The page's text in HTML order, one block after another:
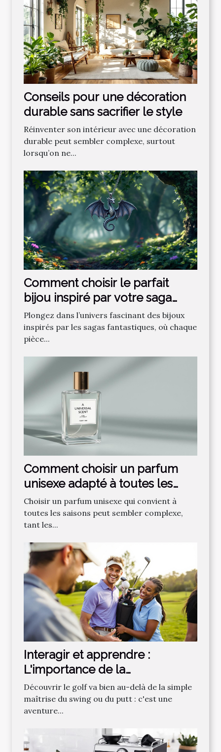
Conseils pour une décoration
durable sans sacrifier le style
Réinventer son intérieur avec une décoration
durable peut sembler complexe, surtout
lorsqu’on ne...
Comment choisir le parfait
bijou inspiré par votre saga
fantastique préférée ?
Plongez dans l’univers fascinant des bijoux
inspirés par les sagas fantastiques, où chaque
pièce...
Comment choisir un parfum
unisexe adapté à toutes les
saisons ?
Choisir un parfum unisexe qui convient à
toutes les saisons peut sembler complexe,
tant les...
Interagir et apprendre :
L'importance de la
communauté dans
l'apprentissage du golf
Découvrir le golf va bien au-delà de la simple
maîtrise du swing ou du putt : c'est une
aventure...